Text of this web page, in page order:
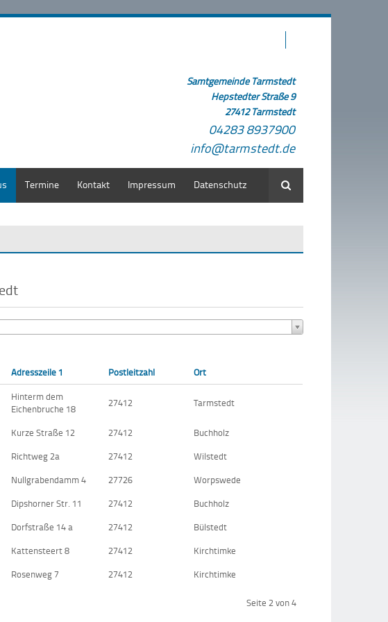
Samtgemeinde Tarmstedt
Hepstedter Straße 9
27412 Tarmstedt
04283 8937900
info@tarmstedt.de
Termine Kontakt Impressum Datenschutz Suche
Adresszeile 1 Postleitzahl Ort
Hinterm dem
Eichenbruche 18
27412 Tarmstedt
Kurze Straße 12 27412
Buchholz
Richtweg 2a 27412
Wilstedt
Nullgrabendamm 4 27726
Worpswede
Dipshorner Str. 11 27412
Buchholz
Dorfstraße 14 a 27412
Bülstedt
Kattensteert 8 27412
Kirchtimke
Rosenweg 7 27412 Kirchtimke
Seite 2 von 4